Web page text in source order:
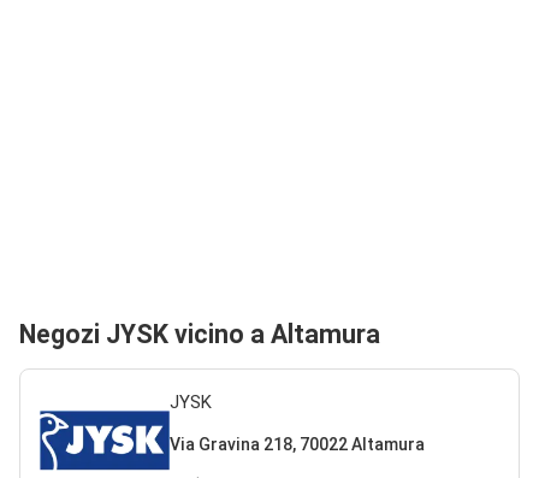
Negozi JYSK vicino a Altamura
JYSK
Via Gravina 218, 70022 Altamura